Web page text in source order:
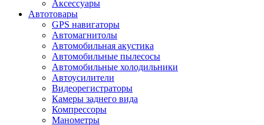
Аксессуары
Автотовары
GPS навигаторы
Автомагнитолы
Автомобильная акустика
Автомобильные пылесосы
Автомобильные холодильники
Автоусилители
Видеорегистраторы
Камеры заднего вида
Компрессоры
Манометры